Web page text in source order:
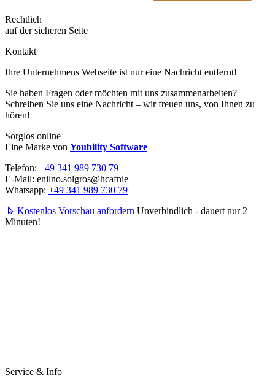
Rechtlich
auf der sicheren Seite
Kontakt
Ihre Unternehmens Webseite ist nur eine Nachricht entfernt!
Sie haben Fragen oder möchten mit uns zusammenarbeiten?
Schreiben Sie uns eine Nachricht – wir freuen uns, von Ihnen zu
hören!
Sorglos online
Eine Marke von Youbility Software
Telefon: +49 341 989 730 79
E-Mail: enilno.solgros@hcafnie
Whatsapp: +49 341 989 730 79
Kostenlos Vorschau anfordern Unverbindlich - dauert nur 2
Minuten!
Service & Info